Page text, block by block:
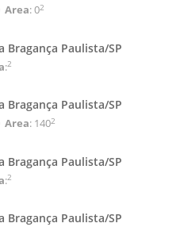
Area: 02
Bragança Paulista/SP
:2
Bragança Paulista/SP
Area: 1402
Bragança Paulista/SP
:2
Bragança Paulista/SP